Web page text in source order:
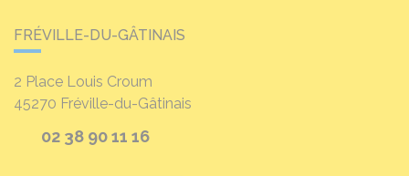
FRÉVILLE-DU-GÂTINAIS
2 Place Louis Croum
45270 Fréville-du-Gâtinais
02 38 90 11 16